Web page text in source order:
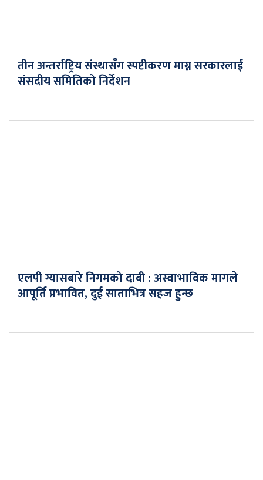
तीन अन्तर्राष्ट्रिय संस्थासँग स्पष्टीकरण माग्न सरकारलाई
संसदीय समितिको निर्देशन
एलपी ग्यासबारे निगमको दाबी : अस्वाभाविक मागले
आपूर्ति प्रभावित, दुई साताभित्र सहज हुन्छ